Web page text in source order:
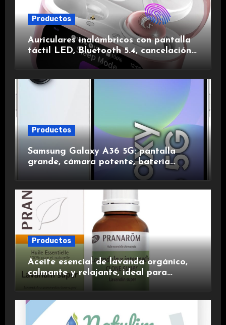
Productos
Auriculares inalámbricos con pantalla
táctil LED, Bluetooth 5.4, cancelación
de ruido, impermeables y de larga
Productos
Samsung Galaxy A36 5G: pantalla
grande, cámara potente, batería
duradera y carga rápida para una
experiencia premium.
Productos
Aceite esencial de lavanda orgánico,
calmante y relajante, ideal para